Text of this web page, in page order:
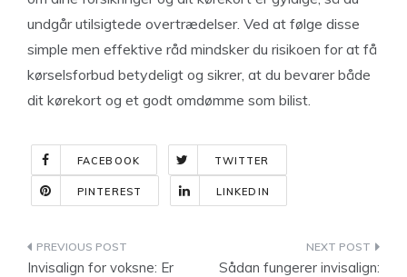
undgår utilsigtede overtrædelser. Ved at følge disse
simple men effektive råd mindsker du risikoen for at få
kørselsforbud betydeligt og sikrer, at du bevarer både
dit kørekort og et godt omdømme som bilist.
FACEBOOK TWITTER
PINTEREST LINKEDIN
Indlægsnavigation
Invisalign for voksne: Er
Sådan fungerer invisalign: